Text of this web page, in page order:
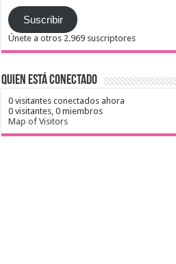
Suscribir
Únete a otros 2.969 suscriptores
Quien está conectado
0 visitantes conectados ahora
0 visitantes, 0 miembros
Map of Visitors